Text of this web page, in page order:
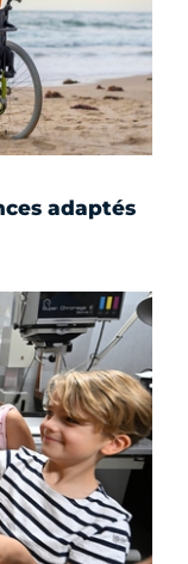
adaptés